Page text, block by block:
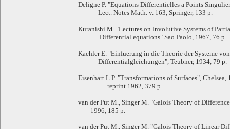
Deligne P. "Equations Differentielles a Points
Lect. Notes Math. v. 163, Springer, 133 p.
Kuranishi M. "Lectures on Involutive Systems of
Differential equations" Sao Paolo, 1967, 76 p.
Kaehler E. "Einfuerung in die Theorie der Systeme von
Differentialgleichungen", Teubner, 1934, 79 p.
Eisenhart L.P. "Transformations of Surfaces", Chelsea,
reprint 1962, 379 p.
van der Put M., Singer M. "Galois Theory of
1996, 185 p.
van der Put M., Singer M. "Galois Theory of Linear